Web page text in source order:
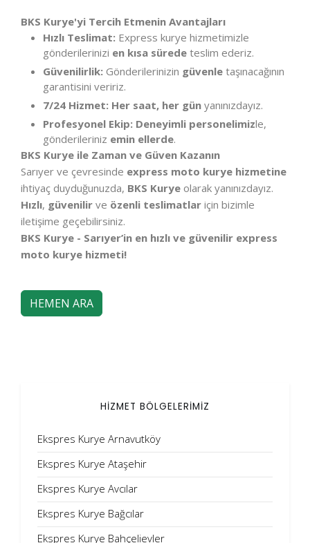
BKS Kurye'yi Tercih Etmenin Avantajları
Hızlı Teslimat: Express kurye hizmetimizle
gönderilerinizi en kısa sürede teslim ederiz.
Güvenilirlik: Gönderilerinizin güvenle taşınacağının
garantisini veririz.
7/24 Hizmet: Her saat, her gün yanınızdayız.
Profesyonel Ekip: Deneyimli personelimizle,
gönderileriniz emin ellerde.
BKS Kurye ile Zaman ve Güven Kazanın
Sarıyer ve çevresinde express moto kurye hizmetine
ihtiyaç duyduğunuzda, BKS Kurye olarak yanınızdayız.
Hızlı, güvenilir ve özenli teslimatlar için bizimle
iletişime geçebilirsiniz.
BKS Kurye - Sarıyer’in en hızlı ve güvenilir express
moto kurye hizmeti!
HEMEN ARA
HİZMET BÖLGELERİMİZ
Ekspres Kurye Arnavutköy
Ekspres Kurye Ataşehir
Ekspres Kurye Avcılar
Ekspres Kurye Bağcılar
Ekspres Kurye Bahçelievler